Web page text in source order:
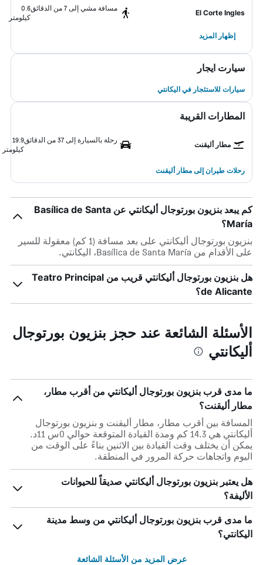
El Corte Ingles
مسافة مشي إلى 7 من الدقائق
0.6
كيلومتر
إظهار المزيد
سيارت ايجار
سيارات للاستئجار في اليكانتي
المطارات القريبة
مطار أليقنت
رحلة بالسيارة إلى 37 من الدقائق
19.9
كيلومتر
رحلات طيران إلى مطار أليقنت
كم يبعد بنزيون بورتوجال أليكانتي عن Basílica de Santa
María؟
بنزيون بورتوجال أليكانتي على بعد مسافة (1 كم) معقولة للسير
على الأقدام من Basílica de Santa María، اليكانتي.
هل بنزيون بورتوجال أليكانتي قريب من Teatro Principal
de Alicante؟
الأسئلة الشائعة عند حجز بنزيون بورتوجال
أليكانتي
ما مدى قرب بنزيون بورتوجال أليكانتي من أقرب مطار،
مطار أليقنت؟
المسافة بين أقرب مطار، مطار أليقنت و بنزيون بورتوجال
أليكانتي هي 14.3 كم ومدة القيادة المتوقعة حوالي 0س 11د.
يمكن أن يختلف وقت القيادة بين الاثنين بناءً على الوقت من
اليوم واتجاهات حركة المرور في المنطقة.
هل يعتبر بنزيون بورتوجال أليكانتي صديقاً للحيوانات
الأليفة؟
ما مدى قرب بنزيون بورتوجال أليكانتي من وسط مدينة
اليكانتي؟
عرض المزيد من الأسئلة الشائعة